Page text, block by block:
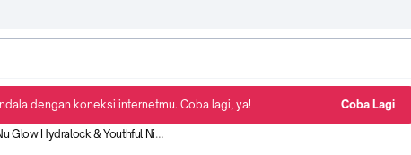
Hydralock & Youthful Night Cream 15g
dengan koneksi internetmu. Coba lagi, ya! Coba Lagi